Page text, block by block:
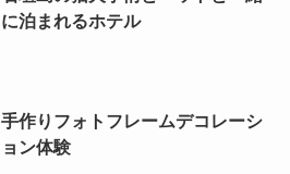
に泊まれるホテル
手作りフォトフレームデコレーシ
ョン体験